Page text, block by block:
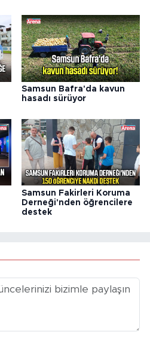
Samsun Bafra'da kavun
hasadı sürüyor
Samsun Fakirleri Koruma
Derneği'nden öğrencilere
destek